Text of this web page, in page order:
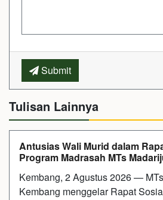
Submit
Tulisan Lainnya
Antusias Wali Murid dalam
Program Madrasah MTs
Kembang, 2 Agustus 2026 —
Kembang menggelar Rapat